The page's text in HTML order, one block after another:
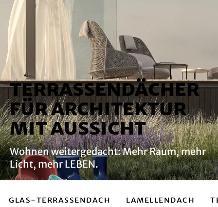
Terrassendächer
für Architektur
mit Aussicht
Wohnen weitergedacht: Mehr Raum, mehr
Licht, mehr LEBEN.
Glas-Terrassendach Lamellendach